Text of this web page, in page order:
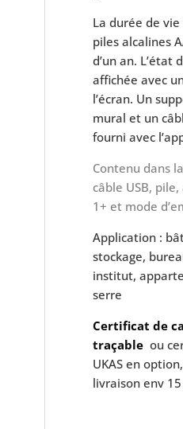
La durée de
piles alcalines
d’un an. L’état
affichée avec
l’écran. Un
mural et un
fourni avec
Contenu dans
câble USB, pile,
1+ et mode
Application :
stockage,
institut,
serre
Certificat de
traçable ou
UKAS en
livraison env